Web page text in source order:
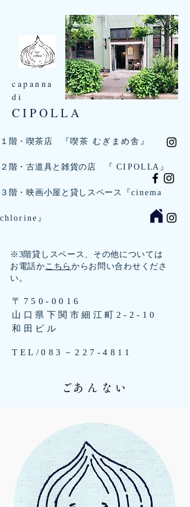
capanna
di
CIPOLLA
​ごあんない
〒750-0016
山口県下関市細江町2‐2‐10
和田ビル
TEL/083－227-4811
１階・喫茶店 『喫茶 むぎまめ舎 』
２階・古道具と雑貨の店 『 C I P O L L A 』
３階・映画小屋と貸しスペース『 cinema
chlorine 』
※3階貸しスペース、その他については
お電話かこちら からお問い合わせくださ
い。